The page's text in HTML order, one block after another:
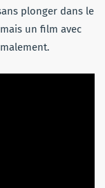
plonger dans le
un film avec